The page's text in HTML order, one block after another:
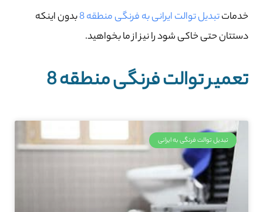
خدماتتبدیل توالت ایرانی به فرنگی منطقه 8 بدون اینکه
دستتان حتی خاکی شود را نیز از ما بخواهید.
تعمیر توالت فرنگی منطقه 8
تبدیل توالت فرنگی به ایرانی